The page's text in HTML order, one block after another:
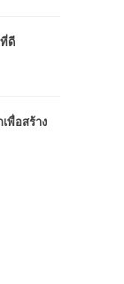
ดี
พื่อสร้าง